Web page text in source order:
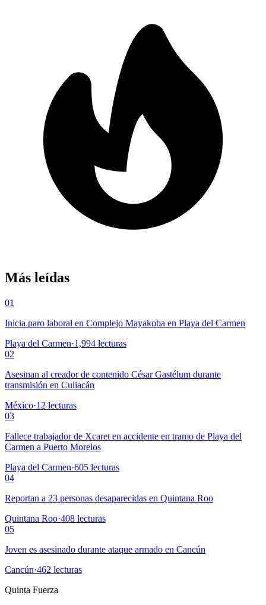
Más leídas
01
Inicia paro laboral en Complejo Mayakoba en Playa del Carmen
Playa del Carmen·1,994 lecturas
02
Asesinan al creador de contenido César Gastélum durante
transmisión en Culiacán
México·12 lecturas
03
Fallece trabajador de Xcaret en accidente en tramo de Playa del
Carmen a Puerto Morelos
Playa del Carmen·605 lecturas
04
Reportan a 23 personas desaparecidas en Quintana Roo
Quintana Roo·408 lecturas
05
Joven es asesinado durante ataque armado en Cancún
Cancún·462 lecturas
Quinta Fuerza